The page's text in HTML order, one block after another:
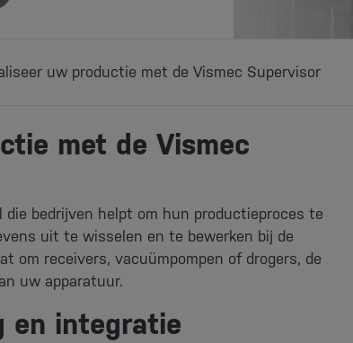
uw productie met de Vismec Supervisor
met de Vismec
die bedrijven helpt om hun productieproces te
uit te wisselen en te bewerken bij de
om receivers, vacuümpompen of drogers, de
uw apparatuur.
en integratie